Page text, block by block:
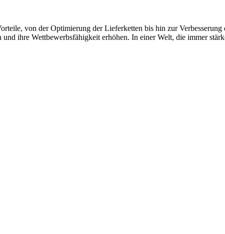
von der Optimierung der Lieferketten bis hin zur
ihre Wettbewerbsfähigkeit erhöhen. In einer Welt, die immer